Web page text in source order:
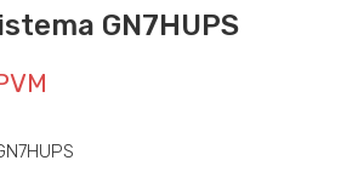
GN7HUPS